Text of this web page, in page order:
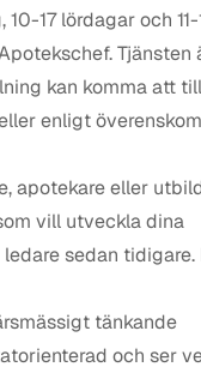
17 lördagar och 11-
Tjänsten
kan komma att
enligt
apotekare eller
vill utveckla dina
sedan tidigare.
tänkande
och ser